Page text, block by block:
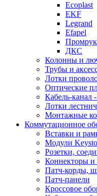
Ecoplast
EKF
Legrand
Efapel
ДКС
Колонны и
Трубы и
Лотки
Оптические
Кабель-канал
Лотки
Монтажные
Коммутационное
Вставки и
Модули
Розетки,
Коннекторы и
Патч-корды,
Патч-панели
Кроссовое